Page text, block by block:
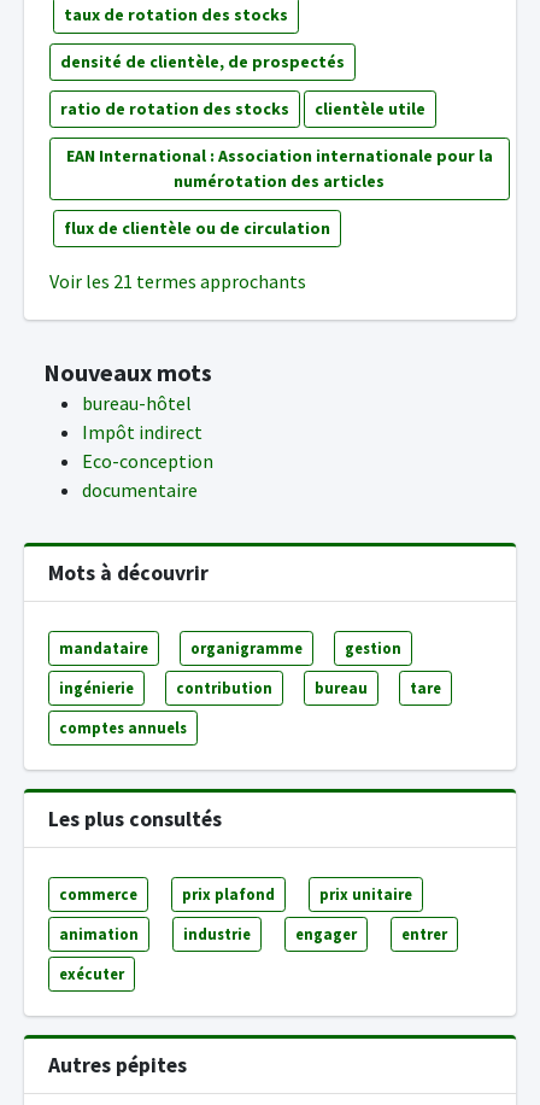
taux de rotation des stocks
densité de clientèle, de prospectés
ratio de rotation des stocks clientèle utile
EAN International : Association internationale pour la
numérotation des articles
flux de clientèle ou de circulation
Voir les 21 termes approchants
Nouveaux mots
bureau-hôtel
Impôt indirect
Eco-conception
documentaire
Mots à découvrir
mandataire organigramme gestion
ingénierie contribution bureau tare
comptes annuels
Les plus consultés
commerce prix plafond prix unitaire
animation industrie engager entrer
exécuter
Autres pépites